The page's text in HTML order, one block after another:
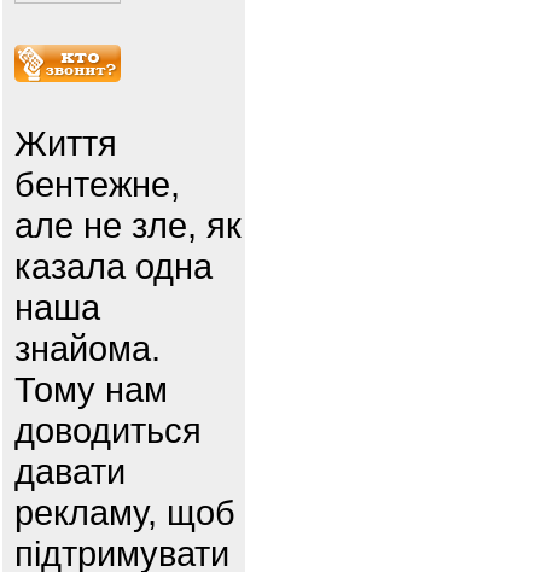
Життя
бентежне,
але не зле, як
казала одна
наша
знайома.
Тому нам
доводиться
давати
рекламу, щоб
підтримувати